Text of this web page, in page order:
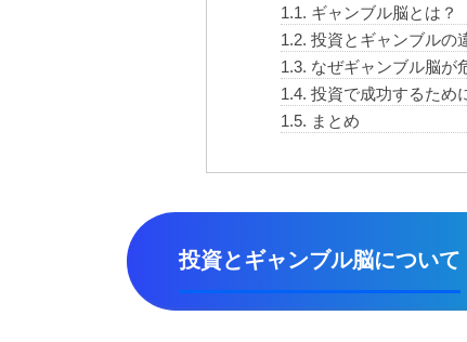
1.1. ギャンブル脳とは？
1.2. 投資とギャンブルの
1.3. なぜギャンブル脳が
1.4. 投資で成功するため
1.5. まとめ
投資とギャンブル脳について